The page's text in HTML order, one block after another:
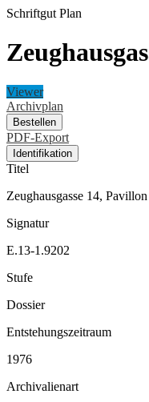
Schriftgut Plan
Viewer
Archivplan
Bestellen
PDF-Export
Identifikation
Titel
Zeughausgasse 14,
Signatur
E.13-1.9202
Stufe
Dossier
Entstehungszeitraum
1976
Archivalienart